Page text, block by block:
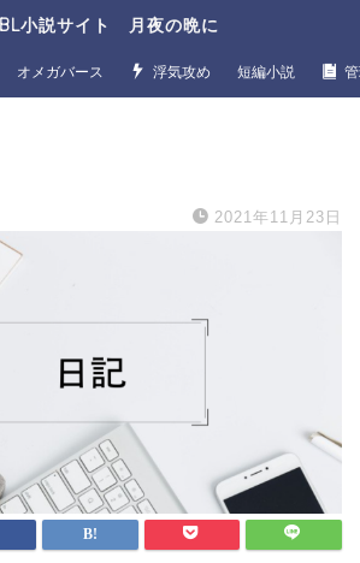
小説サイト 月夜の晩に
オメガバース 浮気攻め 短編小説
2021年11月23日